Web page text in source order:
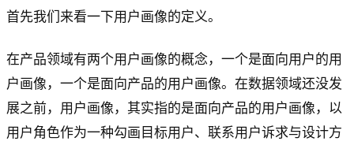
首先我们来看一下用户画像的定义。
在产品领域有两个用户画像的概念，一个是面向用户的用
户画像，一个是面向产品的用户画像。在数据领域还没发
展之前，用户画像，其实指的是面向产品的用户画像，以
用户角色作为一种勾画目标用户、联系用户诉求与设计方